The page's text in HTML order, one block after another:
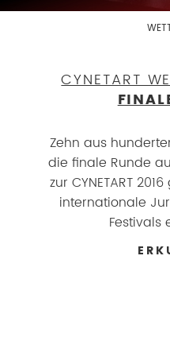
CYNETART
Zehn aus
die finale Runde
zur CYNETART
internationale
Festivals